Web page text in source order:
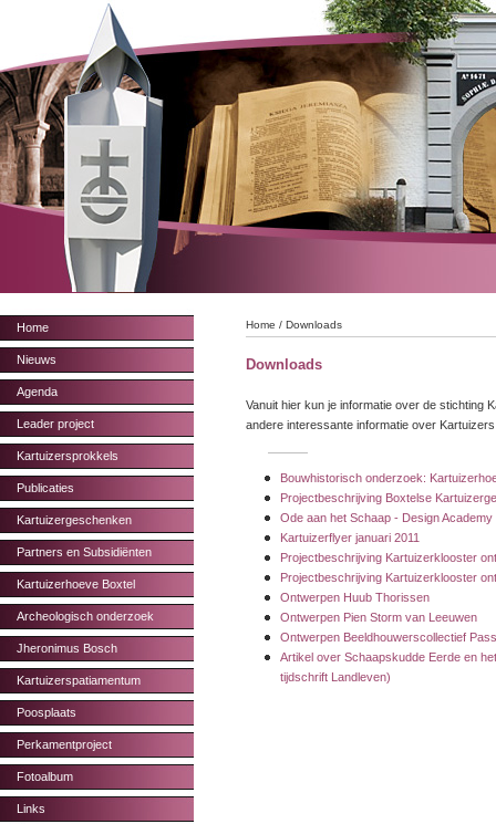
Home
Nieuws
Agenda
Leader project
Kartuizersprokkels
Publicaties
Kartuizergeschenken
Partners en Subsidiënten
Kartuizerhoeve Boxtel
Archeologisch onderzoek
Jheronimus Bosch
Kartuizerspatiamentum
Poosplaats
Perkamentproject
Fotoalbum
Links
Home / Downloads
Downloads
Vanuit hier kun je informatie over de stichting
andere interessante informatie over
Bouwhistorisch onderzoek:
Projectbeschrijving Boxtelse
Ode aan het Schaap - Design Academy
Kartuizerflyer januari 2011
Projectbeschrijving Kartuizerklooster
Projectbeschrijving Kartuizerklooster
Ontwerpen Huub Thorissen
Ontwerpen Pien Storm van Leeuwen
Ontwerpen Beeldhouwerscollectief
Artikel over Schaapskudde Eerde en
tijdschrift Landleven)